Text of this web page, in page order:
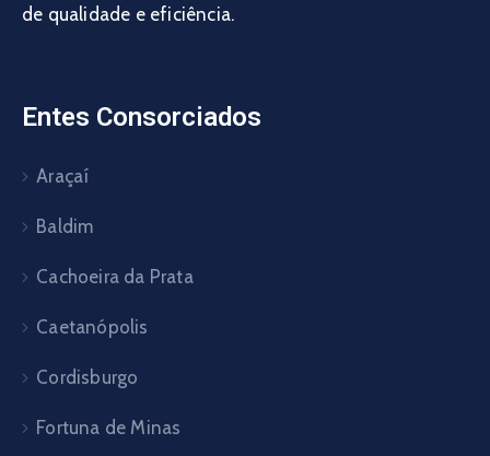
de qualidade e eficiência.
Entes Consorciados
Araçaí
Baldim
Cachoeira da Prata
Caetanópolis
Cordisburgo
Fortuna de Minas